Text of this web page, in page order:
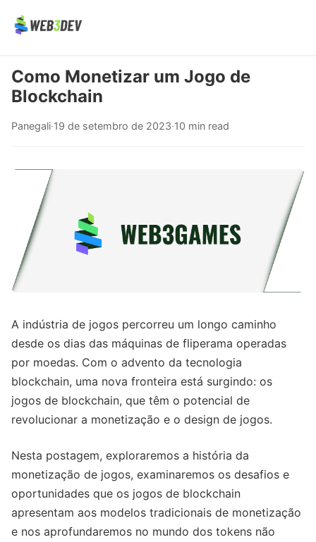
Como Monetizar um Jogo de
Blockchain
Panegali·19 de setembro de 2023·10 min read
A indústria de jogos percorreu um longo caminho
desde os dias das máquinas de fliperama operadas
por moedas. Com o advento da tecnologia
blockchain, uma nova fronteira está surgindo: os
jogos de blockchain, que têm o potencial de
revolucionar a monetização e o design de jogos.
Nesta postagem, exploraremos a história da
monetização de jogos, examinaremos os desafios e
oportunidades que os jogos de blockchain
apresentam aos modelos tradicionais de monetização
e nos aprofundaremos no mundo dos tokens não